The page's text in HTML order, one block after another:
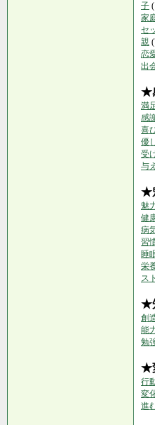
子
家
セ
親
恋
出
★
満
感
喜
優
受
与
★
魅
健
病
習
睡
栄
ス
★
創
能
勉
★
行
変
進